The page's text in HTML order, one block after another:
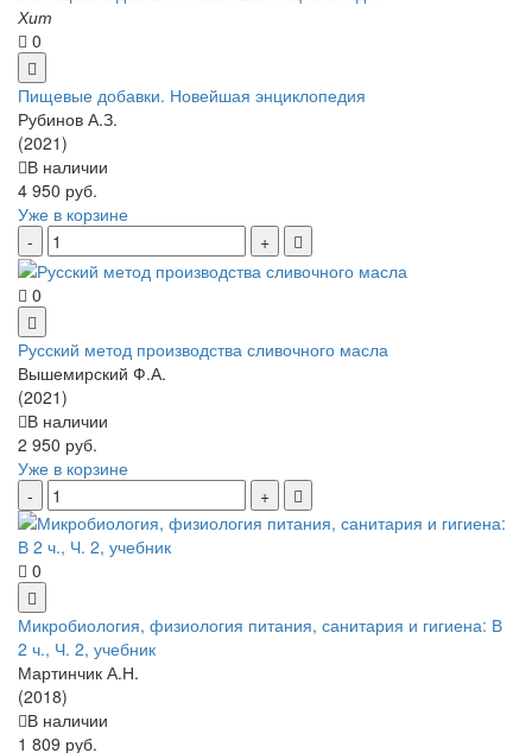
Хит
0
Пищевые добавки. Новейшая энциклопедия
Рубинов А.З.
(2021)
В наличии
4 950 руб.
Уже в корзине
0
Русский метод производства сливочного масла
Вышемирский Ф.А.
(2021)
В наличии
2 950 руб.
Уже в корзине
0
Микробиология, физиология питания, санитария и гигиена: В
2 ч., Ч. 2, учебник
Мартинчик А.Н.
(2018)
В наличии
1 809 руб.